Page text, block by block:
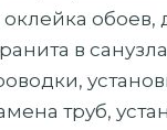
оклейка
в
труб,